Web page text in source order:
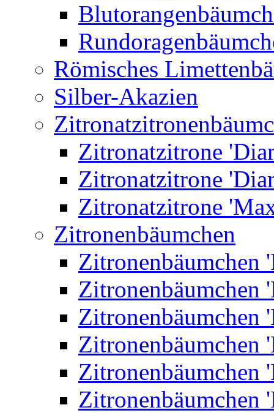
Römisches
Silber-Akazien
Zitronatzitrone
Zitronatzitrone
Zitronatzitrone
Zitronenbäumchen
Zitronenbäumchen
Zitronenbäumchen
Zitronenbäumchen
Zitronenbäumchen
Zitronenbäumchen
Zitronenbäumchen